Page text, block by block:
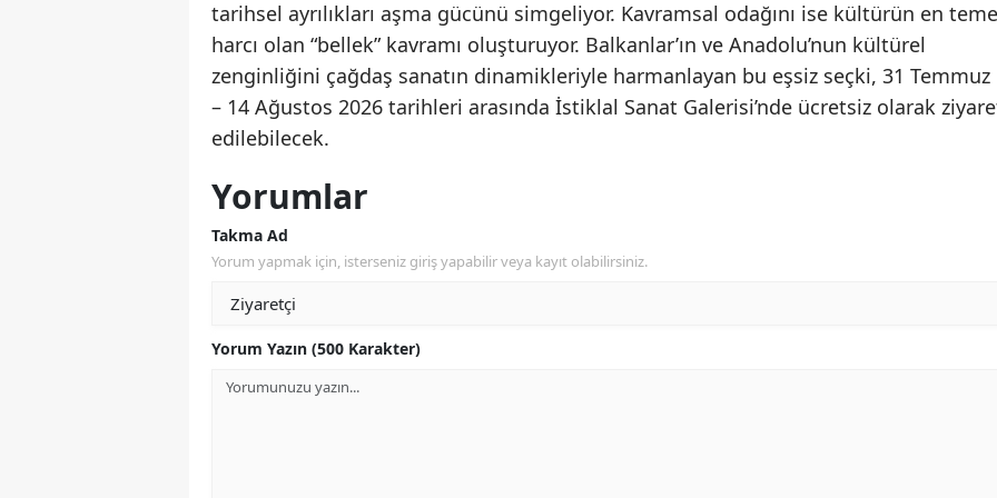
tarihsel ayrılıkları aşma gücünü simgeliyor. Kavramsal odağını ise kültürün en
harcı olan “bellek” kavramı oluşturuyor. Balkanlar’ın ve Anadolu’nun kültürel
zenginliğini çağdaş sanatın dinamikleriyle harmanlayan bu eşsiz seçki, 31 Temmuz
– 14 Ağustos 2026 tarihleri arasında İstiklal Sanat Galerisi’nde ücretsiz olarak
edilebilecek.
Yorumlar
Takma Ad
Yorum yapmak için, isterseniz giriş yapabilir veya kayıt olabilirsiniz.
Yorum Yazın (500 Karakter)